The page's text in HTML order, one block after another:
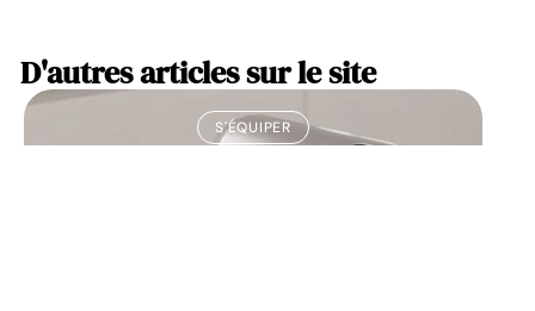
D'autres articles sur le site
S'ÉQUIPER